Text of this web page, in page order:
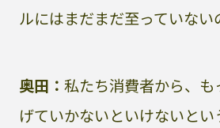
ルにはまだまだ至っていない
奥田： 私たち消費者から、
げていかないといけないとい